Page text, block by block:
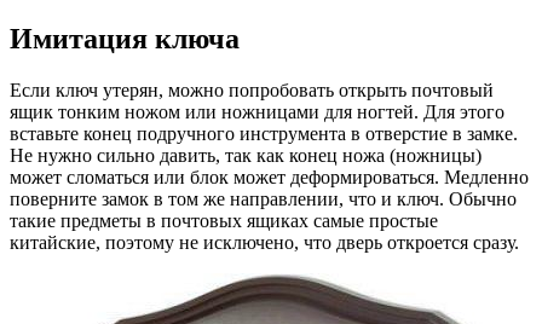
Имитация ключа
Если ключ утерян, можно попробовать открыть почтовый
ящик тонким ножом или ножницами для ногтей. Для этого
вставьте конец подручного инструмента в отверстие в замке.
Не нужно сильно давить, так как конец ножа (ножницы)
может сломаться или блок может деформироваться. Медленно
поверните замок в том же направлении, что и ключ. Обычно
такие предметы в почтовых ящиках самые простые
китайские, поэтому не исключено, что дверь откроется сразу.